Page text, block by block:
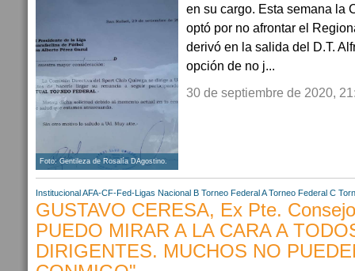
Foto: Gentileza de Rosalía DAgostino.
en su cargo. Esta semana la
optó por no afrontar el
derivó en la salida del D.T.
opción de no j...
30 de septiembre de 2020,
Institucional AFA-CF-Fed-Ligas Nacional B Torneo Federal A Torneo Federal C
GUSTAVO CERESA, Ex Pte.
PUEDO MIRAR A LA CARA A
DIRIGENTES. MUCHOS NO